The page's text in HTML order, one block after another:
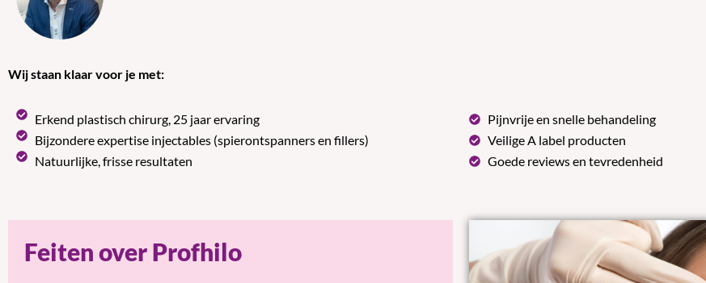
Wij staan klaar voor je met:
Erkend plastisch chirurg, 25 jaar ervaring
Bijzondere expertise injectables (spierontspanners en fillers)
Natuurlijke, frisse resultaten
Pijnvrije en snelle behandeling
Veilige A label producten
Goede reviews en tevredenheid
Feiten over Profhilo